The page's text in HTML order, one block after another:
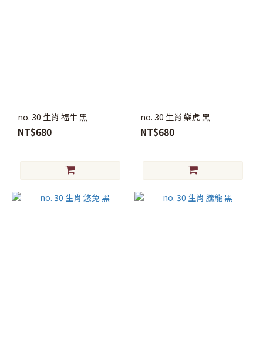
no. 30 生肖 福牛 黑
NT$680
no. 30 生肖 樂虎 黑
NT$680